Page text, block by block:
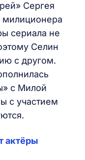
Сергея
милиционера
сериала не
Селин
с другом.
с Милой
с участием
актёры